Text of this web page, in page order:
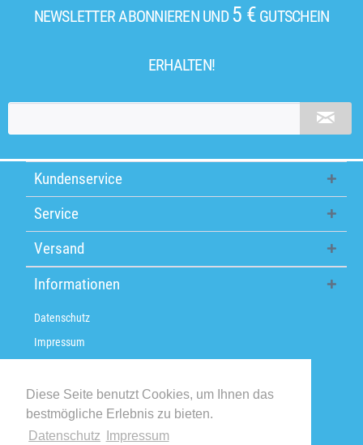
Diese Seite benutzt Cookies, um Ihnen das
bestmögliche Erlebnis zu bieten.
Datenschutz
Impressum
NEWSLETTER ABONNIEREN UND 5 €GUTSCHEIN
ERHALTEN!
Kundenservice
Service
Informationen
Datenschutz
Impressum
Versandkosten / Lieferzeiten
Widerrufsbelehrung
Retoure
Versand